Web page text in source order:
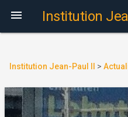
 Institution
Institution Jean-Paul II >